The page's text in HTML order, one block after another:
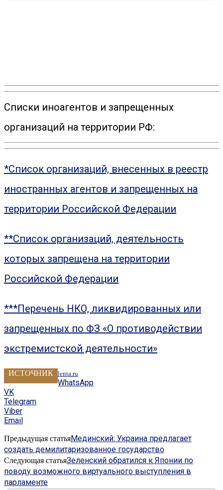
Списки иноагентов и запрещенных
организаций на территории РФ:
*Список организаций, внесенных в реестр
иностранных агентов и запрещенных на
территории Российской Федерации
**Список организаций, деятельность
которых запрещена на территории
Российской Федерации
***Перечень НКО, ликвидированных или
запрещенных по ФЗ «О противодействии
экстремистской деятельности»
ИСТОЧНИК lenta.ru
WhatsApp
VK
Telegram
Viber
Email
Предыдущая статьяМединский: Украина предлагает
создать демилитаризованное государство
Следующая статьяЗеленский обратился к Японии по
поводу возможного виртуального выступления в
парламенте